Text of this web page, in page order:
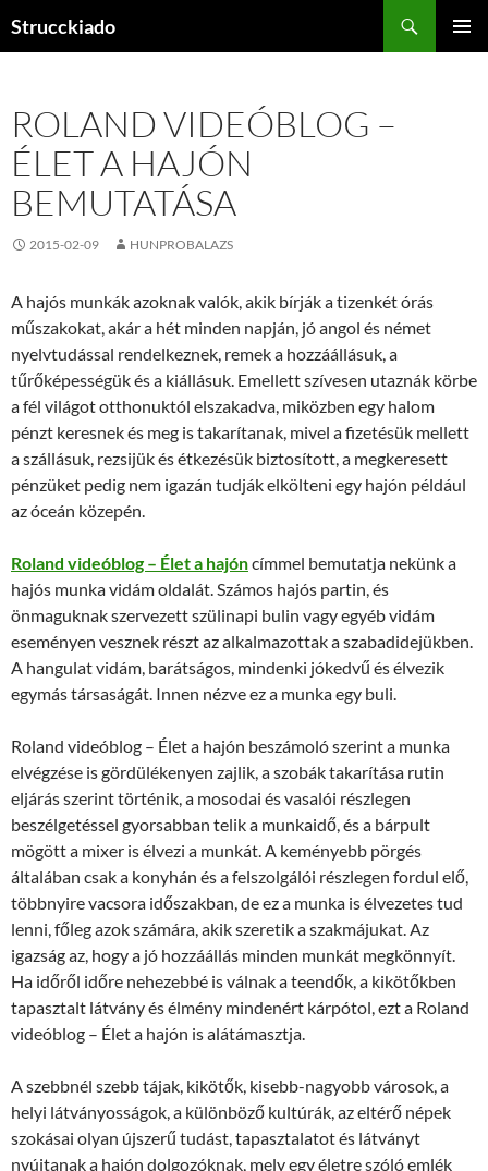
Strucckiado
ROLAND VIDEÓBLOG –
ÉLET A HAJÓN
BEMUTATÁSA
2015-02-09 HUNPROBALAZS
A hajós munkák azoknak valók, akik bírják a tizenkét órás
műszakokat, akár a hét minden napján, jó angol és német
nyelvtudással rendelkeznek, remek a hozzáállásuk, a
tűrőképességük és a kiállásuk. Emellett szívesen utaznák körbe
a fél világot otthonuktól elszakadva, miközben egy halom
pénzt keresnek és meg is takarítanak, mivel a fizetésük mellett
a szállásuk, rezsijük és étkezésük biztosított, a megkeresett
pénzüket pedig nem igazán tudják elkölteni egy hajón például
az óceán közepén.
Roland videóblog – Élet a hajóncímmel bemutatja nekünk a
hajós munka vidám oldalát. Számos hajós partin, és
önmaguknak szervezett szülinapi bulin vagy egyéb vidám
eseményen vesznek részt az alkalmazottak a szabadidejükben.
A hangulat vidám, barátságos, mindenki jókedvű és élvezik
egymás társaságát. Innen nézve ez a munka egy buli.
Roland videóblog – Élet a hajón beszámoló szerint a munka
elvégzése is gördülékenyen zajlik, a szobák takarítása rutin
eljárás szerint történik, a mosodai és vasalói részlegen
beszélgetéssel gyorsabban telik a munkaidő, és a bárpult
mögött a mixer is élvezi a munkát. A keményebb pörgés
általában csak a konyhán és a felszolgálói részlegen fordul elő,
többnyire vacsora időszakban, de ez a munka is élvezetes tud
lenni, főleg azok számára, akik szeretik a szakmájukat. Az
igazság az, hogy a jó hozzáállás minden munkát megkönnyít.
Ha időről időre nehezebbé is válnak a teendők, a kikötőkben
tapasztalt látvány és élmény mindenért kárpótol, ezt a Roland
videóblog – Élet a hajón is alátámasztja.
A szebbnél szebb tájak, kikötők, kisebb-nagyobb városok, a
helyi látványosságok, a különböző kultúrák, az eltérő népek
szokásai olyan újszerű tudást, tapasztalatot és látványt
nyújtanak a hajón dolgozóknak, mely egy életre szóló emlék